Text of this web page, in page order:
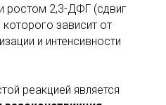
ростом 2,3-ДФГ (сдвиг
зависит от
и интенсивности
реакцией является